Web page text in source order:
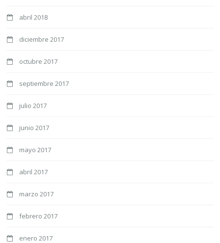
abril 2018
diciembre 2017
octubre 2017
septiembre 2017
julio 2017
junio 2017
mayo 2017
abril 2017
marzo 2017
febrero 2017
enero 2017